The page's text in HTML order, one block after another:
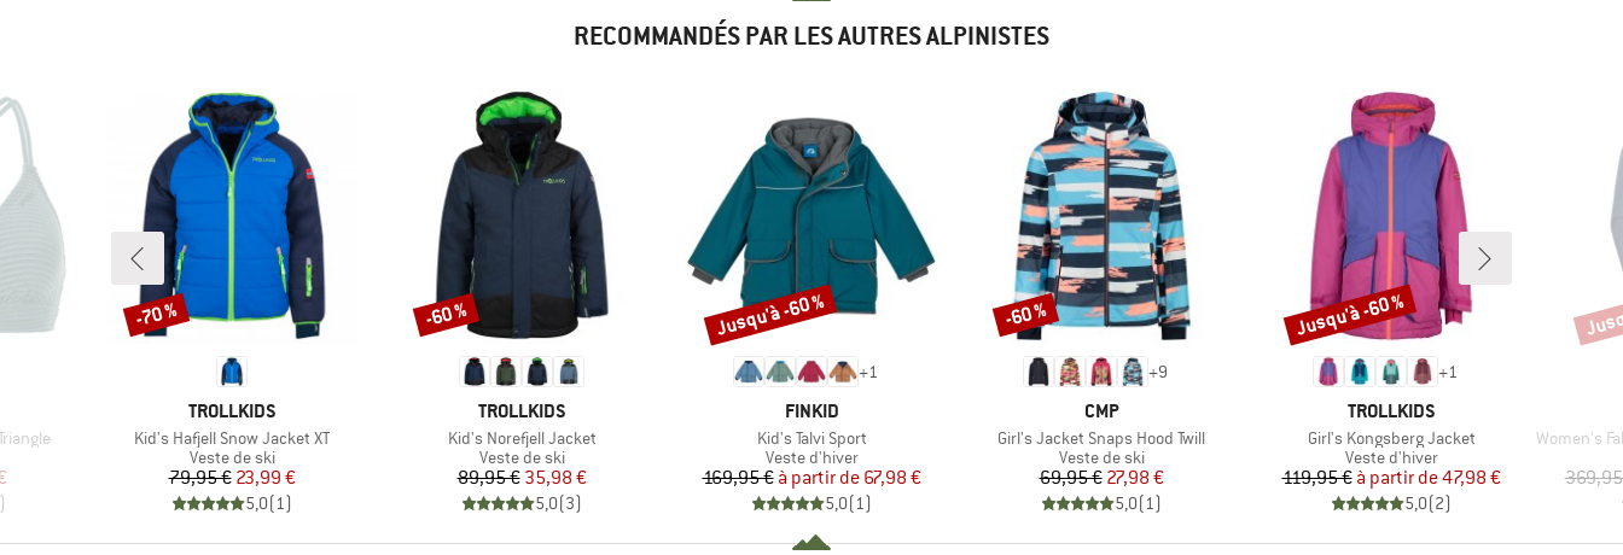
RECOMMANDÉS PAR LES AUTRES ALPINISTES
MARQUE
TROLLKIDS
Article
Kid's Hafjell Snow Jacket XT
Product group
Veste de ski
Prix
79,95 €Prix réduit
23,99 €
5,0(1)
Remise
-70 %
MARQUE
TROLLKIDS
Article
Kid's Norefjell Jacket
Product group
Veste de ski
Prix
89,95 €Prix réduit
35,98 €
5,0(3)
Remise
-60 %
+1
MARQUE
FINKID
Article
Kid's Talvi Sport
Product group
Veste d'hiver
Prix
169,95 € Prix réduit
à partir de 67,98 €
5,0(1)
Remise
Jusqu'à -60 %
+9
MARQUE
CMP
Article
Girl's Jacket Snaps Hood Twill
Product group
Veste de ski
Prix
69,95 €Prix réduit
27,98 €
5,0(1)
Remise
-60 %
+1
MARQUE
TROLLKIDS
Article
Girl's Kongsberg Jacket
Product group
Veste d'hiver
Prix
119,95 € Prix réduit
à partir de47,98 €
5,0(2)
Remise
Jusqu'à -60 %
Article
Women's Fall